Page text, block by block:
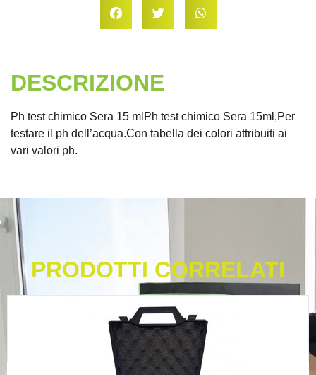
DESCRIZIONE
Ph test chimico Sera 15 mlPh test chimico Sera 15ml,Per
testare il ph dell’acqua.Con tabella dei colori attribuiti ai
vari valori ph.
PRODOTTI CORRELATI